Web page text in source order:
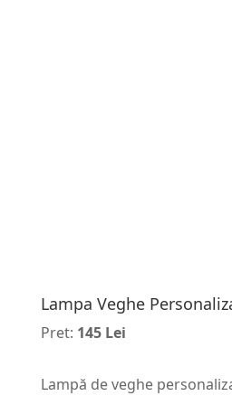
Lampa Veghe
Pret: 145 Lei
Lampă de veghe